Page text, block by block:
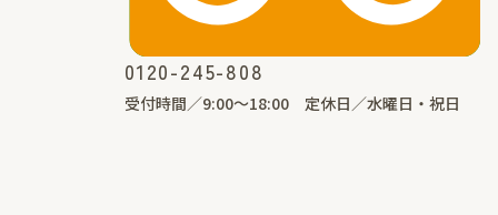
0120-245-808
受付時間／9:00〜18:00 定休日／水曜日・祝日